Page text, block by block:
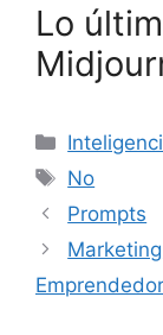
Lo
Tags
No
Prompts